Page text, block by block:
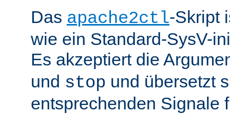
Das apache2ctl-Skript
wie ein Standard-SysV-
Es akzeptiert die
und stop und übersetzt
entsprechenden Signale